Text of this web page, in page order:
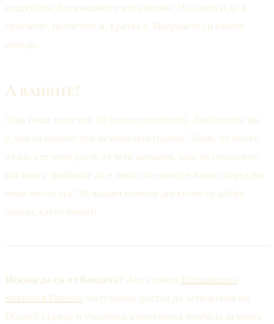
въздейства без външното изпълнение. Но както и да я
приемете, прочетете я. Кратка е. Направете си своите
изводи.
А вашите?
Това беше моят топ 10 (плюс почетните). Любопитно ми
е, кои са вашите три за миналата година? Знам, че много
от вас сте чели доста от тези заглавия, така че споделете:
коя книга трябваше да е много по-нагоре и коя според вас
няма място тук? Всякакви книжни дискусии са добре
дошли, както винаги.
Искаш да си от бандата? Ако станеш Невъзможен
читател в Patreon, получаваш достъп до затворения ни
Discord сървър и участваш в месечната томбола за книга